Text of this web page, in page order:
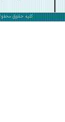
کلیه حقوق محفوظ است